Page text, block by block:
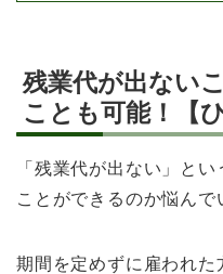
残業代が出ない
ことも可能！【
「残業代が出ない」と
ことができるのか悩んで
期間を定めずに雇われた